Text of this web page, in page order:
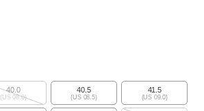
40.0
(US 08.0)
40.5
(US 08.5)
41.5
(US 09.0)